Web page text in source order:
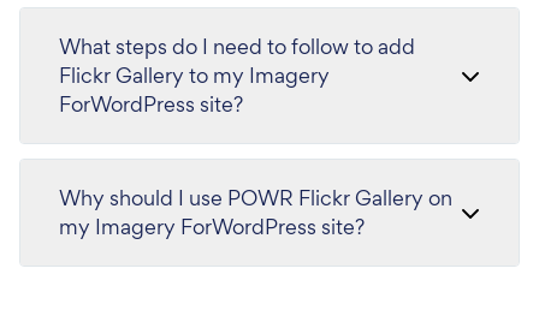
What steps do I need to follow to add
Flickr Gallery to my Imagery
ForWordPress site?
Why should I use POWR Flickr Gallery on
my Imagery ForWordPress site?